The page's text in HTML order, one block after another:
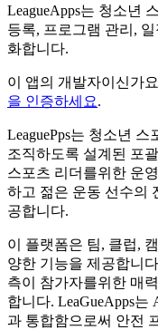
LeagueApps는 청소년
등록, 프로그램 관리,
화합니다.
이 앱의 개발자이신가
을 인증하세요.
LeaguePps는 청소년
조직하도록 설계된 포
스포츠 리더를위한 운
하고 젊은 운동 선수의
공합니다.
이 플랫폼은 팀, 클럽,
양한 기능을 제공합니
측이 참가자를위한 매
합니다. LeaGueApps
과 통합함으로써 안전